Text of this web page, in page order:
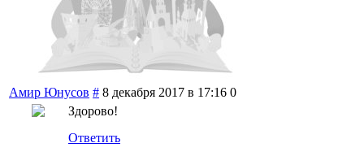
Амир Юнусов # 8 декабря 2017 в 17:16 0
Здорово!
Ответить